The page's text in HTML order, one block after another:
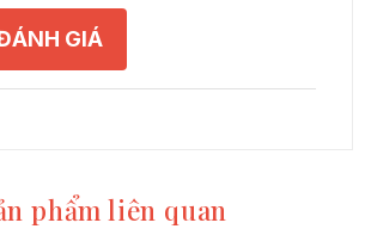
GIÁ
phẩm liên quan